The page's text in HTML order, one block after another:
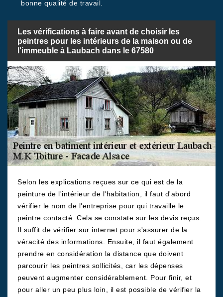
bonne qualité de travail.
Les vérifications à faire avant de choisir les
peintres pour les intérieurs de la maison ou de
l'immeuble à Laubach dans le 67580
Selon les explications reçues sur ce qui est de la
peinture de l'intérieur de l'habitation, il faut d'abord
vérifier le nom de l'entreprise pour qui travaille le
peintre contacté. Cela se constate sur les devis reçus.
Il suffit de vérifier sur internet pour s'assurer de la
véracité des informations. Ensuite, il faut également
prendre en considération la distance que doivent
parcourir les peintres sollicités, car les dépenses
peuvent augmenter considérablement. Pour finir, et
pour aller un peu plus loin, il est possible de vérifier la